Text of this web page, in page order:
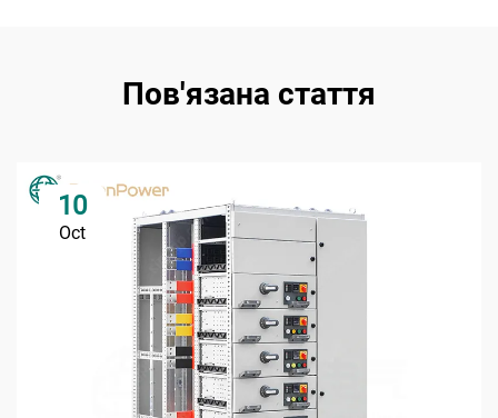
Пов'язана стаття
10
Oct